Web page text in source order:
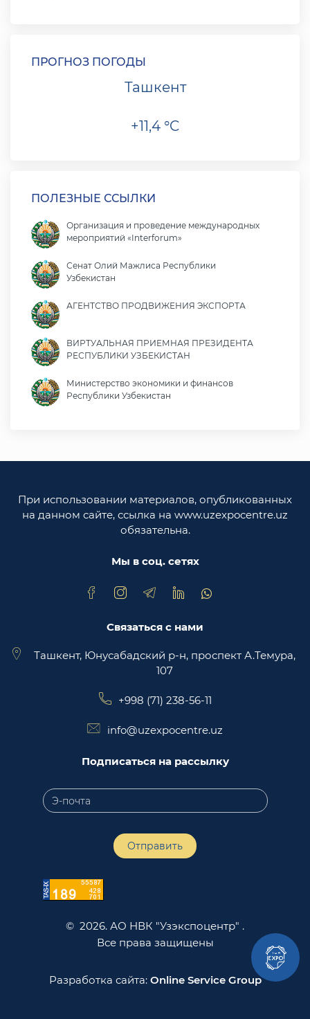
ПРОГНОЗ ПОГОДЫ
Ташкент
+11,4 °C
ПОЛЕЗНЫЕ ССЫЛКИ
Организация и проведение международных
мероприятий «Interforum»
Сенат Олий Мажлиса Республики
Узбекистан
АГЕНТСТВО ПРОДВИЖЕНИЯ ЭКСПОРТА
ВИРТУАЛЬНАЯ ПРИЕМНАЯ ПРЕЗИДЕНТА
РЕСПУБЛИКИ УЗБЕКИСТАН
Министерство экономики и финансов
Республики Узбекистан
Законодательная палата Олий Мажлиса
Министерство юстиции Республики
Узбекистан
торговая площадка Trade Uzbekistan
При использовании материалов, опубликованных
на данном сайте, ссылка на www.uzexpocentre.uz
обязательна.
Мы в соц. сетях
Связаться с нами
Ташкент, Юнусабадский р-н, проспект А.Темура,
107
+998 (71) 238-56-11
info@uzexpocentre.uz
Подписаться на рассылку
Отправить
© 2026. АО НВК "Узэкспоцентр" .
Все права защищены
Разработка сайта: Online Service Group